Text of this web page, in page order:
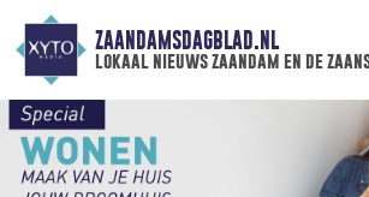
ZAANDAMSDAGBLAD.NL
lokaal nieuws zaandam en de